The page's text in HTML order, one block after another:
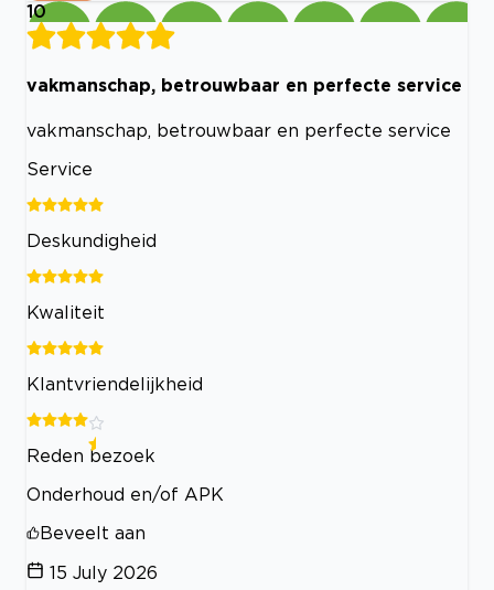
10
vakmanschap, betrouwbaar en perfecte service
vakmanschap, betrouwbaar en perfecte service
Service
Deskundigheid
Kwaliteit
Klantvriendelijkheid
Reden bezoek
Onderhoud en/of APK
Beveelt aan
15 July 2026